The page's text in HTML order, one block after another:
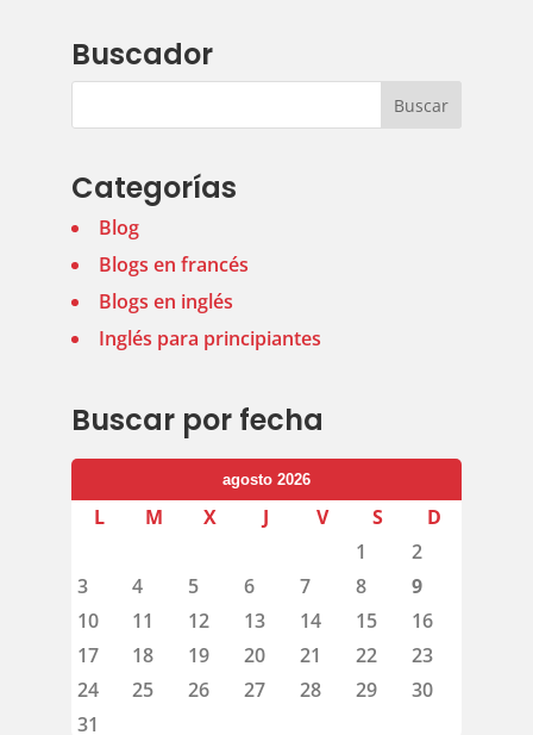
Buscador
Categorías
Blog
Blogs en francés
Blogs en inglés
Inglés para principiantes
Buscar por fecha
agosto 2026
L M X J V S
D
1
2
3
4 5 6 7 8
9
10
11 12 13 14 15
16
17
18 19 20 21 22
23
24
25 26 27 28 29
30
31